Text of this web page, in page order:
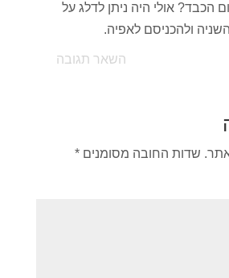
הכבד? אולי היה ניתן לדלג על
ולהכניסם לאפיה.
השאר תגובה
שדות החובה מסומנים *